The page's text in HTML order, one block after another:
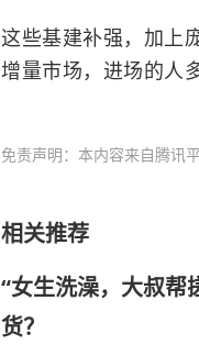
这些基建补强，加上
增量市场，进场的人
免责声明：本内容来自腾讯
相关推荐
“女生洗澡，大叔帮
货？